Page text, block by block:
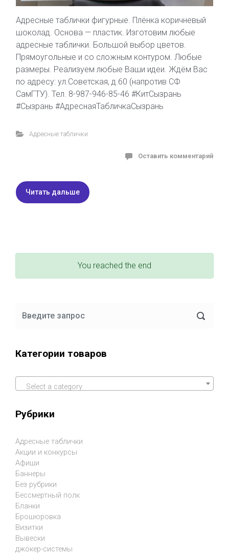
Адресные таблички фигурные. Плёнка коричневый
шоколад. Основа — пластик. Изготовим любые
адресные таблички. Большой выбор цветов.
Прямоугольные и со сложным контуром. Любые
размеры. Реализуем любые Ваши идеи. Ждём Вас
по адресу: ул.Советская, д.60 (напротив СФ
СамГТУ). Тел. 8-987-946-85-46 #КитСызрань
#Сызрань #АдреснаяТабличкаСызрань
Адресные таблички
Оставить комментарий
Читать дальше
You reached the end
Категории товаров
Select a category
Рубрики
Адресные таблички
Акции и конкурсы
Афиши
Баннеры
Без рубрики
Бессмертный полк
Бланки
Брошюровка
Визитки
Вывески
джокер-системы